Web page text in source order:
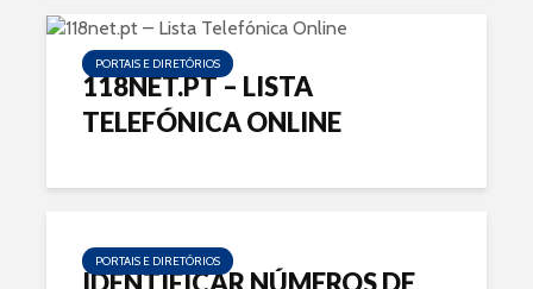
PORTAIS E DIRETÓRIOS
118NET.PT – LISTA
TELEFÓNICA ONLINE
PORTAIS E DIRETÓRIOS